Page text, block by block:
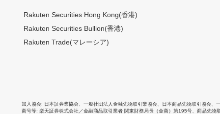
Rakuten Securities Hong Kong(香港)
Rakuten Securities Bullion(香港)
Rakuten Trade(マレーシア)
加入協会 日本証券業協会 一般社団法人金融先物取引業協会 日本商品先物取引協会
商号等 楽天証券株式会社／金融商品取引業者 関東財務局長（金商）第195号、商品先物